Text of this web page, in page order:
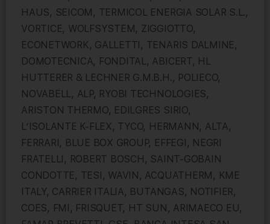
HAUS, SEICOM, TERMICOL ENERGIA SOLAR S.L.,
VORTICE, WOLFSYSTEM, ZIGGIOTTO,
ECONETWORK, GALLETTI, TENARIS DALMINE,
DOMOTECNICA, FONDITAL, ABICERT, HL
HUTTERER & LECHNER G.M.B.H., POLIECO,
NOVABELL, ALP, RYOBI TECHNOLOGIES,
ARISTON THERMO, EDILGRES SIRIO,
L’ISOLANTE K-FLEX, TYCO, HERMANN, ALTA,
FERRARI, BLUE BOX GROUP, EFFEGI, NEGRI
FRATELLI, ROBERT BOSCH, SAINT-GOBAIN
CONDOTTE, TESI, WAVIN, ACQUATHERM, KME
ITALY, CARRIER ITALIA, BUTANGAS, NOTIFIER,
COES, FMI, FRISQUET, HT SUN, ARIMAECO EU,